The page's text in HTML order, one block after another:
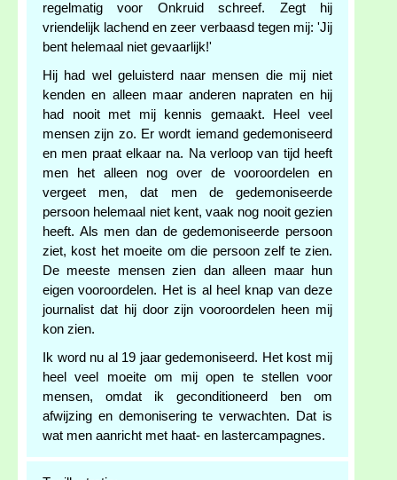
regelmatig voor Onkruid schreef. Zegt hij
vriendelijk lachend en zeer verbaasd tegen mij: 'Jij
bent helemaal niet gevaarlijk!'
Hij had wel geluisterd naar mensen die mij niet
kenden en alleen maar anderen napraten en hij
had nooit met mij kennis gemaakt. Heel veel
mensen zijn zo. Er wordt iemand gedemoniseerd
en men praat elkaar na. Na verloop van tijd heeft
men het alleen nog over de vooroordelen en
vergeet men, dat men de gedemoniseerde
persoon helemaal niet kent, vaak nog nooit gezien
heeft. Als men dan de gedemoniseerde persoon
ziet, kost het moeite om die persoon zelf te zien.
De meeste mensen zien dan alleen maar hun
eigen vooroordelen. Het is al heel knap van deze
journalist dat hij door zijn vooroordelen heen mij
kon zien.
Ik word nu al 19 jaar gedemoniseerd. Het kost mij
heel veel moeite om mij open te stellen voor
mensen, omdat ik geconditioneerd ben om
afwijzing en demonisering te verwachten. Dat is
wat men aanricht met haat- en lastercampagnes.